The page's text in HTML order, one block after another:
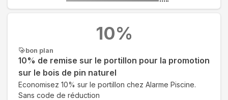
bon plan
10% de remise sur le portillon pour la promotion
sur le bois de pin naturel
Economisez 10% sur le portillon chez Alarme Piscine.
Sans code de réduction
10%